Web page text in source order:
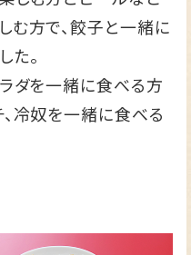
む方で、餃子と一緒に
た。
ダを一緒に食べる方
冷奴を一緒に食べる